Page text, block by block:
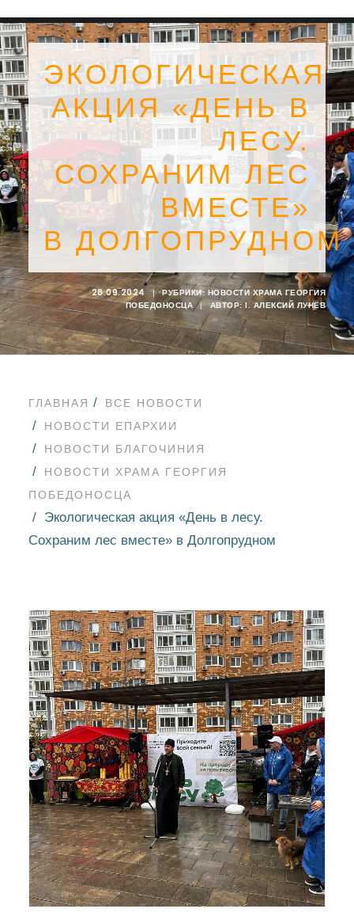
SEARCH
ЭКОЛОГИЧЕСКАЯ
АКЦИЯ «ДЕНЬ В
ЛЕСУ.
СОХРАНИМ ЛЕС
ВМЕСТЕ»
В ДОЛГОПРУДНОМ
28.09.2024 | РУБРИКИ: НОВОСТИ ХРАМА ГЕОРГИЯ
ПОБЕДОНОСЦА
| АВТОР:I. АЛЕКСИЙ ЛУНЁВ
ГЛАВНАЯ
ВСЕ НОВОСТИ
НОВОСТИ ЕПАРХИИ
НОВОСТИ БЛАГОЧИНИЯ
НОВОСТИ ХРАМА ГЕОРГИЯ
ПОБЕДОНОСЦА
Экологическая акция «День в лесу.
Сохраним лес вместе» в Долгопрудном